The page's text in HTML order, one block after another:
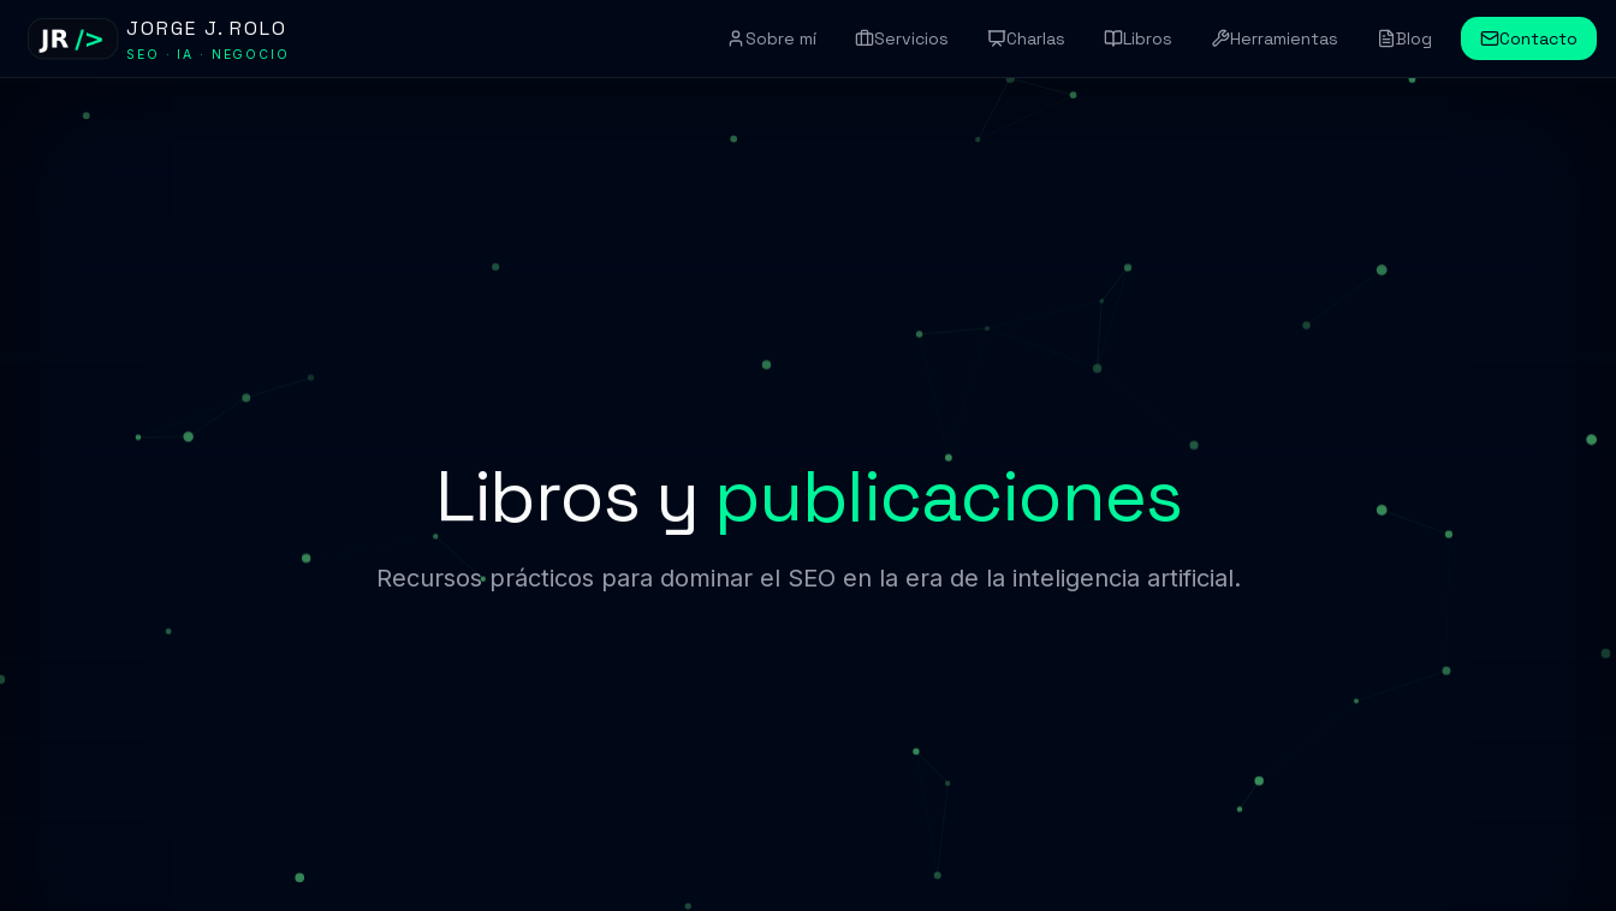
JORGE J. ROLO
SEO · IA · NEGOCIO
Sobre mí Servicios Charlas Libros Herramientas Blog Contacto
Libros y publicaciones
Recursos prácticos para dominar el SEO en la era de la inteligencia artificial.